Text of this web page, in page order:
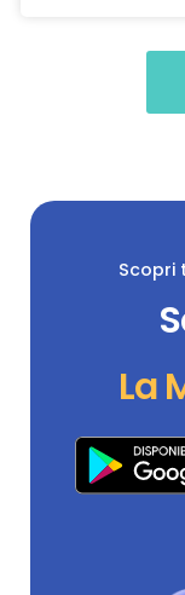
Scopri
La